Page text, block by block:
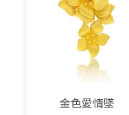
金色愛情墜